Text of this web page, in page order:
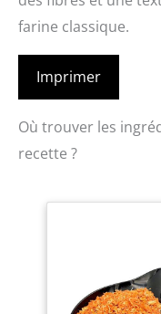
farine classique.
Imprimer
Où trouver les
recette ?